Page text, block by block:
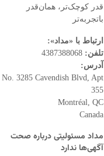
قدر کوچک‌تر، همان‌قدر
باتجربه‌تر
ارتباط با «مداد»:
تلفن:
آدرس:
No. 3285 Cavendish Blvd, Apt
355
Montréal, QC
Canada
مداد مسئولیتی درباره صحت
آگهی‌ها ندارد